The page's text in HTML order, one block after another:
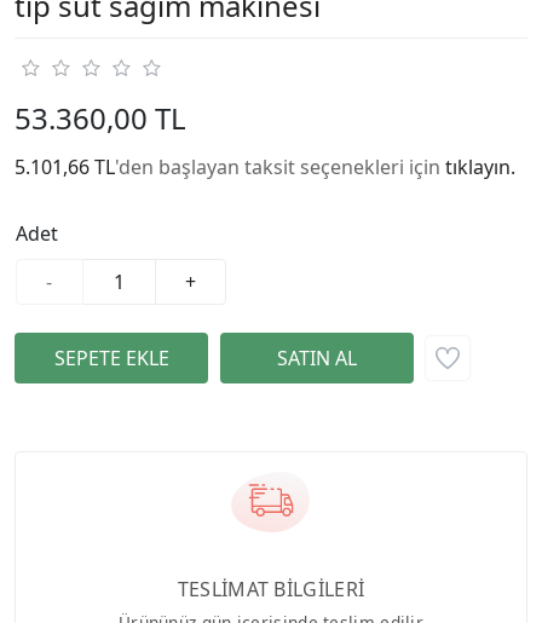
53.360,00 TL
5.101,66 TL'den başlayan taksit seçenekleri için tıklayın.
Adet
-
+
TESLİMAT BİLGİLERİ